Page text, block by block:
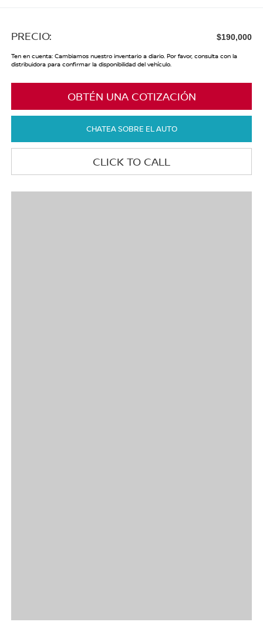
PRECIO: $190,000
Ten en cuenta: Cambiamos nuestro inventario a diario. Por favor, consulta con la
distribuidora para confirmar la disponibilidad del vehículo.
OBTÉN UNA COTIZACIÓN
CHATEA SOBRE EL AUTO
CLICK TO CALL